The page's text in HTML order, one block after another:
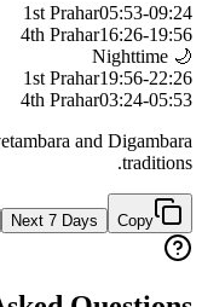
1st Prahar05:53-09:24
4th Prahar16:26-19:56
🌙 Nighttime
1st Prahar19:56-22:26
4th Prahar03:24-05:53
and Digambara
traditions.
Copy
Next 7 Days